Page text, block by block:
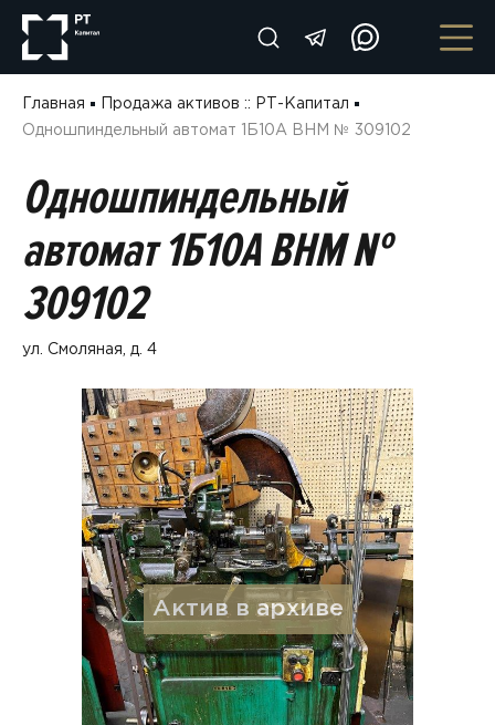
Главная
Продажа активов :: РТ-Капитал
Одношпиндельный автомат 1Б10А ВНМ № 309102
Одношпиндельный
автомат 1Б10А ВНМ №
309102
ул. Смоляная, д. 4